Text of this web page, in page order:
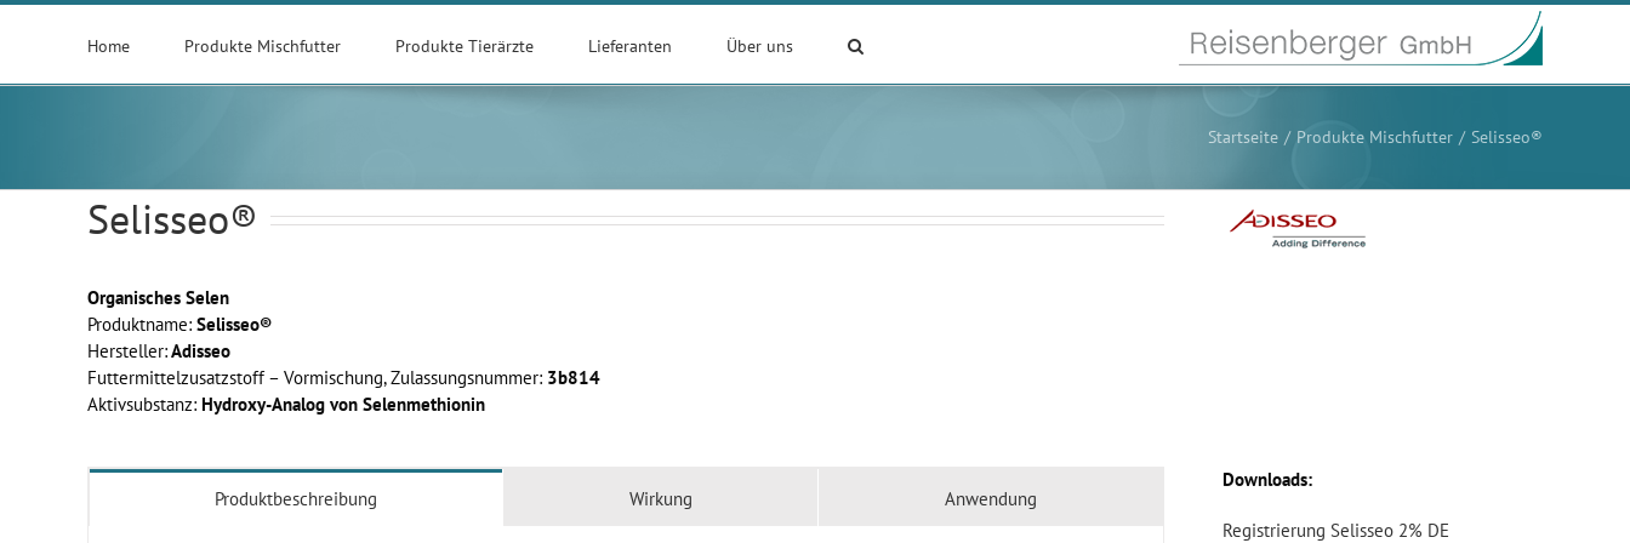
Zum
Home Produkte Mischfutter Produkte Tierärzte Lieferanten Über uns
Startseite Produkte Mischfutter Selisseo®
Selisseo®
Organisches Selen
Produktname: Selisseo®
Hersteller:Adisseo
Futtermittelzusatzstoff – Vormischung, Zulassungsnummer: 3b814
Aktivsubstanz: Hydroxy-Analog von Selenmethionin
Produktbeschreibung Wirkung Anwendung
Downloads:
Registrierung Selisseo 2% DE